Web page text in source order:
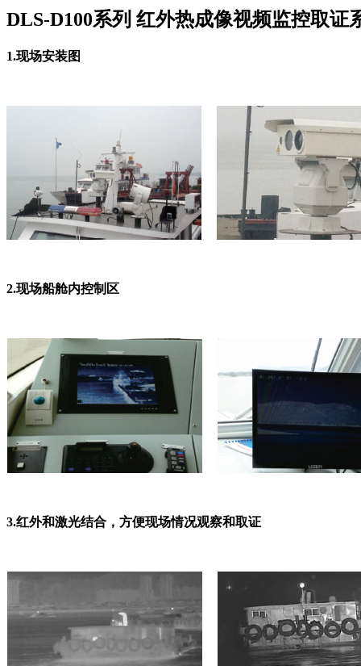
DLS-D100系列 红外热成像视频监控取证
1.现场安装图
2.现场船舱内控制区
3.红外和激光结合，方便现场情况观察和取证